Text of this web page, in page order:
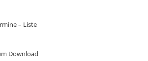
– Liste
Download